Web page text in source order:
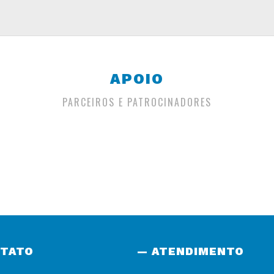
APOIO
PARCEIROS E PATROCINADORES
— ATENDIMENTO